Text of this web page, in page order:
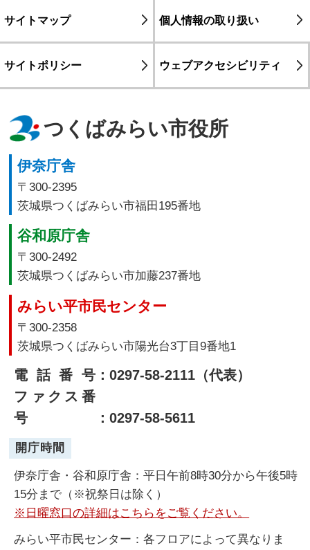
サイトマップ 個人情報の取り扱い
サイトポリシー ウェブアクセシビリティ
つくばみらい市役所
伊奈庁舎
〒300-2395
茨城県つくばみらい市福田195番地
谷和原庁舎
〒300-2492
茨城県つくばみらい市加藤237番地
みらい平市民センター
〒300-2358
茨城県つくばみらい市陽光台3丁目9番地1
電話番号：0297-58-2111（代表）
ファクス番
号
：0297-58-5611
開庁時間
伊奈庁舎・谷和原庁舎：平日午前8時30分から午後5時
15分まで（※祝祭日は除く）
※日曜窓口の詳細はこちらをご覧ください。
みらい平市民センター：各フロアによって異なりま